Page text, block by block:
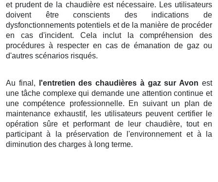
et prudent de la chaudière est nécessaire. Les utilisateurs
doivent être conscients des indications de
dysfonctionnements potentiels et de la manière de procéder
en cas d'incident. Cela inclut la compréhension des
procédures à respecter en cas de émanation de gaz ou
d'autres scénarios risqués.
Au final, l'entretien des chaudières à gaz sur Avon est
une tâche complexe qui demande une attention continue et
une compétence professionnelle. En suivant un plan de
maintenance exhaustif, les utilisateurs peuvent certifier le
opération sûre et performant de leur chaudière, tout en
participant à la préservation de l'environnement et à la
diminution des charges à long terme.